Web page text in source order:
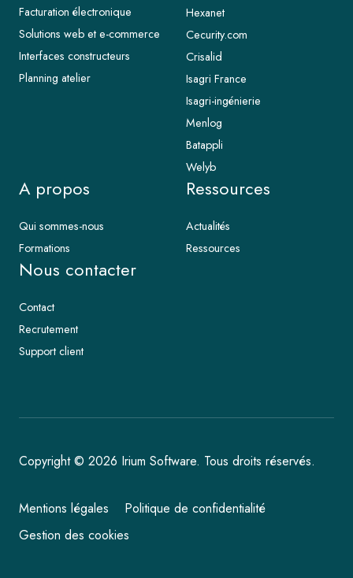
Facturation électronique
Solutions web et e-commerce
Interfaces constructeurs
Planning atelier
Hexanet
Cecurity.com
Crisalid
Isagri France
Isagri-ingénierie
Menlog
Batappli
Welyb
A propos
Qui sommes-nous
Formations
Ressources
Actualités
Ressources
Nous contacter
Contact
Recrutement
Support client
Copyright © 2026 Irium Software. Tous droits réservés.
Mentions légales
Politique de confidentialité
Gestion des cookies